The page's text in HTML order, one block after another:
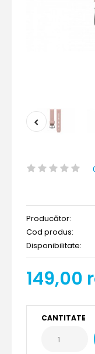
Producător:
Cod produs:
Disponibilitate:
149,00
CANTITATE